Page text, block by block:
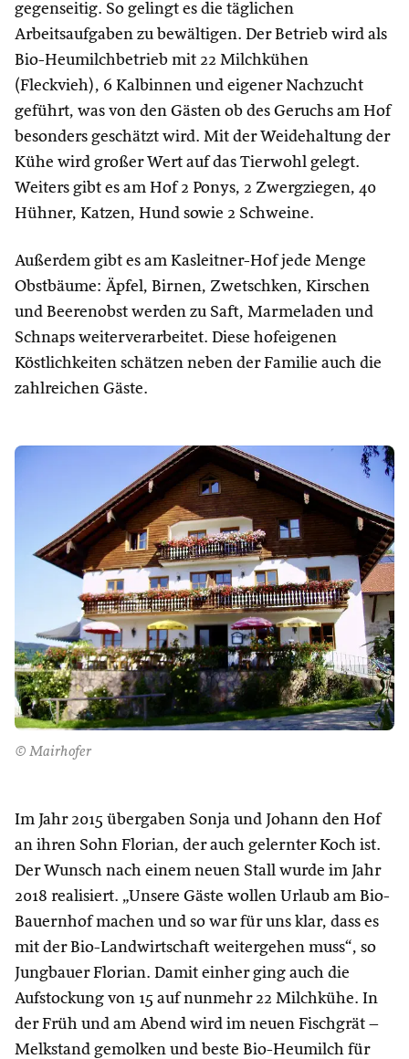
gegenseitig. So gelingt es die täglichen
Arbeitsaufgaben zu bewältigen. Der Betrieb wird als
Bio-Heumilchbetrieb mit 22 Milchkühen
(Fleckvieh), 6 Kalbinnen und eigener Nachzucht
geführt, was von den Gästen ob des Geruchs am Hof
besonders geschätzt wird. Mit der Weidehaltung der
Kühe wird großer Wert auf das Tierwohl gelegt.
Weiters gibt es am Hof 2 Ponys, 2 Zwergziegen, 40
Hühner, Katzen, Hund sowie 2 Schweine.
Außerdem gibt es am Kasleitner-Hof jede Menge
Obstbäume: Äpfel, Birnen, Zwetschken, Kirschen
und Beerenobst werden zu Saft, Marmeladen und
Schnaps weiterverarbeitet. Diese hofeigenen
Köstlichkeiten schätzen neben der Familie auch die
zahlreichen Gäste.
© Mairhofer
Im Jahr 2015 übergaben Sonja und Johann den Hof
an ihren Sohn Florian, der auch gelernter Koch ist.
Der Wunsch nach einem neuen Stall wurde im Jahr
2018 realisiert. „Unsere Gäste wollen Urlaub am Bio-
Bauernhof machen und so war für uns klar, dass es
mit der Bio-Landwirtschaft weitergehen muss“, so
Jungbauer Florian. Damit einher ging auch die
Aufstockung von 15 auf nunmehr 22 Milchkühe. In
der Früh und am Abend wird im neuen Fischgrät –
Melkstand gemolken und beste Bio-Heumilch für